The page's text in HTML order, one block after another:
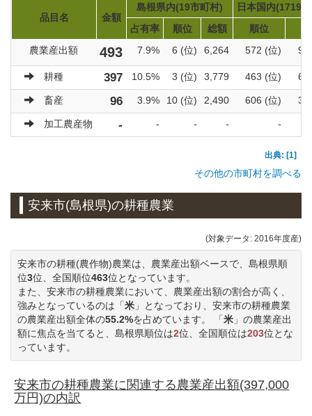
品目名 金額
島根県内(19市町村)
日本国内(1719
占有率
順位 総額 順位
農業産出額
493 7.9% 6 (位) 6,264 572 (位)
耕種 397 10.5% 3 (位) 3,779 463 (位)
畜産 96 3.9% 10 (位) 2,490 606 (位)
加工農産物 - - - - -
出典: [1]
その他の市町村を調べる
安来市(島根県)の耕種農業
(対象データ: 2016年度産)
安来市の耕種(農作物)農業は、農業産出額ベースで、島根県順
位3位、全国順位463位となっています。
また、安来市の耕種農業において、農業産出額の割合が高く、
強みとなっているのは「米 」となっており、安来市の耕種農業
の農業産出額全体の55.2%を占めています。 「米 」の農業産出
額に焦点を当てると、島根県順位は2位、全国順位は203位とな
っています。
安来市の耕種農業に関連する農業産出額(397,000
万円)の内訳